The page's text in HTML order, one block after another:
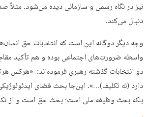
نیز در نگاه رسمی و سازمانی دیده می‌شود. مثلاً
دنبال می‌کند.
وجه دیگر دوگانه این است که انتخابات حق
واسطه ضرورت‌های اجتماعی بوده و هم تأکید
دو انتخابات گذشته رهبری فرموده‌اند: «هرکس
دارد (نه تکلیف)…». این‌جا بحث فضای
بلکه بحث وظیفه ملی است؛ بحث حق است و از